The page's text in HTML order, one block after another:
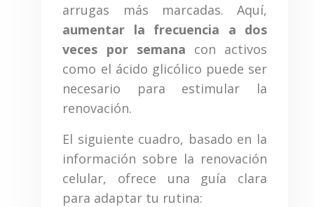
arrugas más marcadas. Aquí,
aumentar la frecuencia a dos
veces por semana con activos
como el ácido glicólico puede ser
necesario para estimular la
renovación.
El siguiente cuadro, basado en la
información sobre la renovación
celular, ofrece una guía clara
para adaptar tu rutina: